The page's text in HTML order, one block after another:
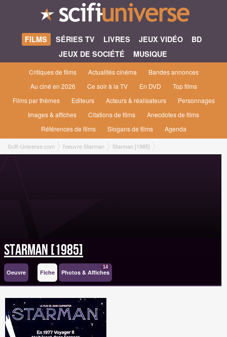
FILMS SÉRIES TV LIVRES JEUX VIDÉO
BD
JEUX DE SOCIÉTÉ
MUSIQUE
Critiques de films Actualités cinéma
Bandes annonces
Au ciné en 2026
Ce soir à la TV En DVD
Top films
Films par thèmes
Editeurs Acteurs & réalisateurs
Personnages
Images & affiches
Citations de films
Anecdotes de films
Références de films
Slogans de films Agenda
Scifi-Universe.com l'oeuvre Starman Starman [1985]
Starman [1985]
Oeuvre Fiche Photos & Affiches
14